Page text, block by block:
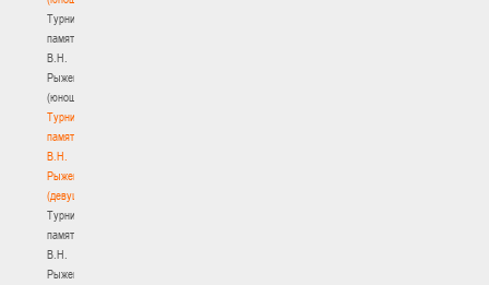
Турнир
памяти
В.Н.
Рыженкова
(юноши)
Турнир
памяти
В.Н.
Рыженкова
(девушки)
Турнир
памяти
В.Н.
Рыженкова